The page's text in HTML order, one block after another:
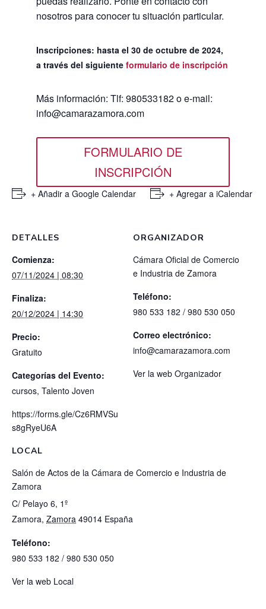
nosotros para conocer tu situación particular.
Inscripciones: hasta el 30 de octubre de 2024,
a través del siguiente formulario de inscripción
Más información: Tlf: 980533182 o e-mail:
info@camarazamora.com
FORMULARIO DE
INSCRIPCIÓN
+ Añadir a Google Calendar + Agregar a iCalendar
DETALLES
Comienza:
07/11/2024 | 08:30
Finaliza:
20/12/2024 | 14:30
Precio:
Gratuito
Categorías del Evento:
cursos, Talento Joven
https://forms.gle/Cz6RMVSu
s8gRyeU6A
LOCAL
Salón de Actos de la Cámara de Comercio e Industria de
Zamora
C/ Pelayo 6, 1º
Zamora, Zamora 49014 España
Teléfono:
980 533 182 / 980 530 050
Ver la web Local
ORGANIZADOR
Cámara Oficial de Comercio
e Industria de Zamora
Teléfono:
980 533 182 / 980 530 050
Correo electrónico:
info@camarazamora.com
Ver la web Organizador